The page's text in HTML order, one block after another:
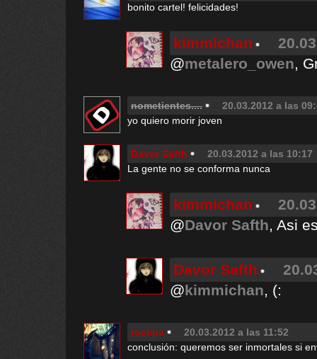
bonito cartel! felicidades!
kimmichan
@metalero_owen,
nometientes....
20.03.2012 a las
yo quiero morir joven
Davor Safth
20.03.2012 a las 10:17
La gente no se conforma nunca
kimmichan
@Davor Safth, Asi
Davor Safth
@kimmichan, (:
rockpa
20.03.2012 a las 11:52
conclusión: queremos ser inmortales si